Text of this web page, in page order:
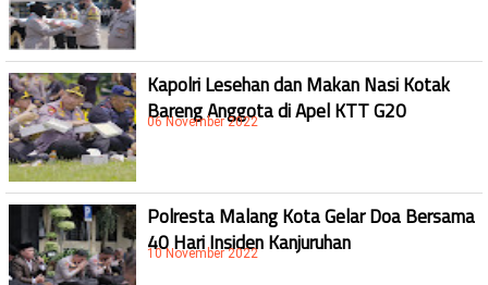
Kapolri Lesehan dan Makan Nasi Kotak
Bareng Anggota di Apel KTT G20
06 November 2022
Polresta Malang Kota Gelar Doa Bersama
40 Hari Insiden Kanjuruhan
10 November 2022